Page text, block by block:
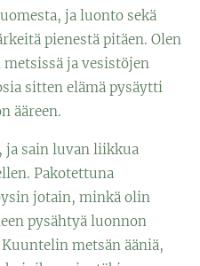
ja luonto sekä
pienestä pitäen. Olen
ja vesistöjen
sitten elämä pysäytti
ääreen.
ja sain luvan liikkua
Pakotettuna
jotain, minkä olin
pysähtyä luonnon
metsän ääniä,